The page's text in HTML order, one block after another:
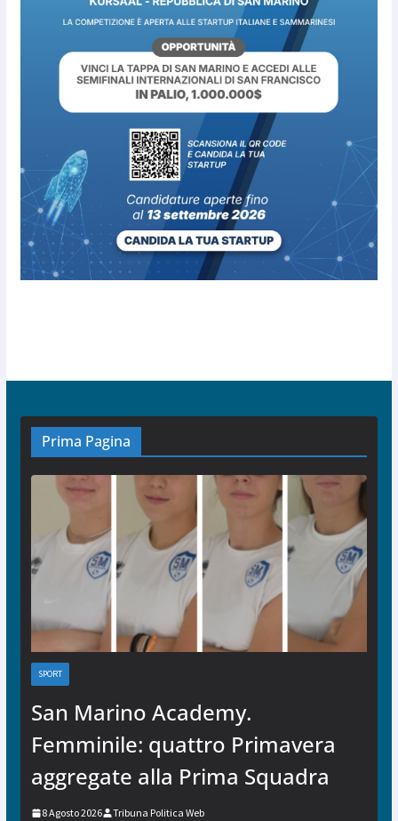
Prima Pagina
SPORT
San Marino Academy.
Femminile: quattro Primavera
aggregate alla Prima Squadra
8 Agosto 2026 Tribuna Politica Web